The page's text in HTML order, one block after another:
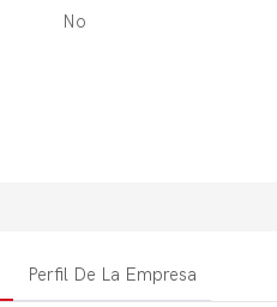
No
Perfil De La Empresa